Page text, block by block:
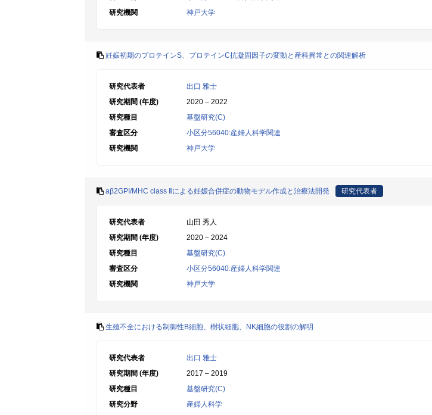
研究機関
神戸大学
妊娠初期のプロテインS、プロテインC抗凝固因子の変動と産科異常との関連解析
研究代表者
出口 雅士
研究期間 (年度)
2020 – 2022
研究種目
基盤研究(C)
審査区分
小区分56040:産婦人科学関連
研究機関
神戸大学
aβ2GPI/MHC class Ⅱによる妊娠合併症の動物モデル作成と治療法開発 研究代表者
研究代表者
山田 秀人
研究期間 (年度)
2020 – 2024
研究種目
基盤研究(C)
審査区分
小区分56040:産婦人科学関連
研究機関
神戸大学
生殖不全における制御性B細胞、樹状細胞、NK細胞の役割の解明
研究代表者
出口 雅士
研究期間 (年度)
2017 – 2019
研究種目
基盤研究(C)
研究分野
産婦人科学